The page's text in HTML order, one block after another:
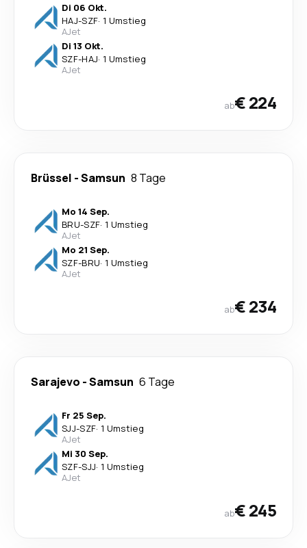
Di 06 Okt.
HAJ-SZF· 1 Umstieg
AJet
Di 13 Okt.
SZF-HAJ· 1 Umstieg
AJet
ab€ 224
Brüssel -Samsun 8 Tage
Mo 14 Sep.
BRU-SZF· 1 Umstieg
AJet
Mo 21 Sep.
SZF-BRU· 1 Umstieg
AJet
ab€ 234
Sarajevo -Samsun 6 Tage
Fr 25 Sep.
SJJ-SZF· 1 Umstieg
AJet
Mi 30 Sep.
SZF-SJJ· 1 Umstieg
AJet
ab€ 245